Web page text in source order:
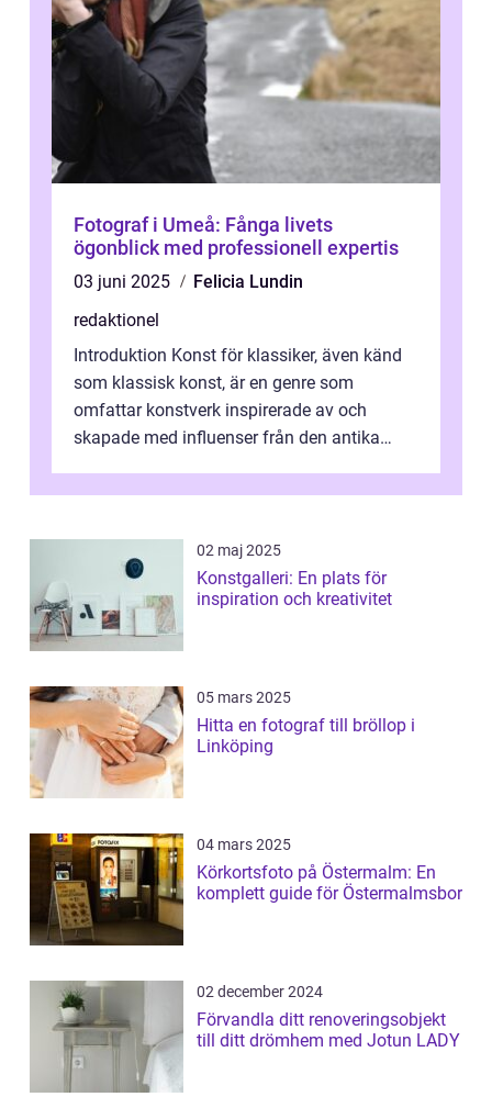
Fotograf i Umeå: Fånga livets
ögonblick med professionell expertis
03 juni 2025
Felicia Lundin
redaktionel
Introduktion Konst för klassiker, även känd
som klassisk konst, är en genre som
omfattar konstverk inspirerade av och
skapade med influenser från den antika
ri...
02 maj 2025
Konstgalleri: En plats för
inspiration och kreativitet
05 mars 2025
Hitta en fotograf till bröllop i
Linköping
04 mars 2025
Körkortsfoto på Östermalm: En
komplett guide för Östermalmsbor
02 december 2024
Förvandla ditt renoveringsobjekt
till ditt drömhem med Jotun LADY